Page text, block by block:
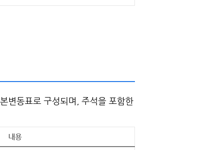
변동표로 구성되며, 주석을 포함한
내용